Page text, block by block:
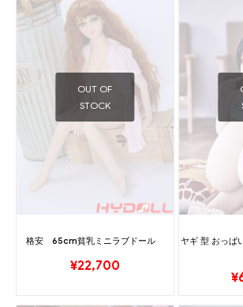
OUT OF
STOCK
格安 65cm貧乳ミニラブドール
¥22,700
ヤギ 型 おっぱ
¥